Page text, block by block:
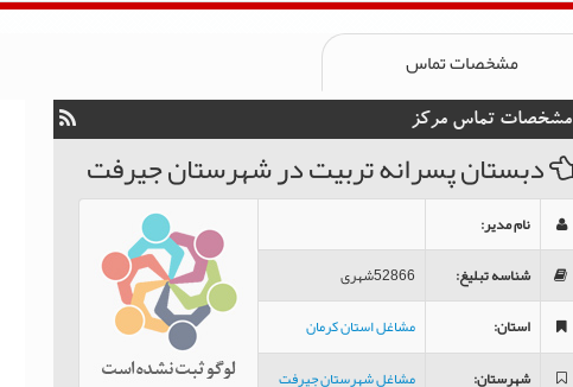
مشخصات تماس
مشخصات تماس مرکز
دبستان پسرانه تربيت در شهرستان جیرفت
نام مدیر:
شناسه تبلیغ:
52866شهری
استان:
مشاغل استان کرمان
شهرستان:
مشاغل شهرستان جیرفت